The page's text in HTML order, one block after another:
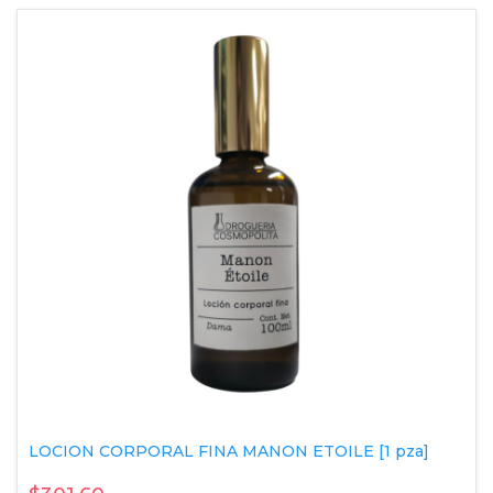
LOCION CORPORAL FINA MANON ETOILE [1 pza]